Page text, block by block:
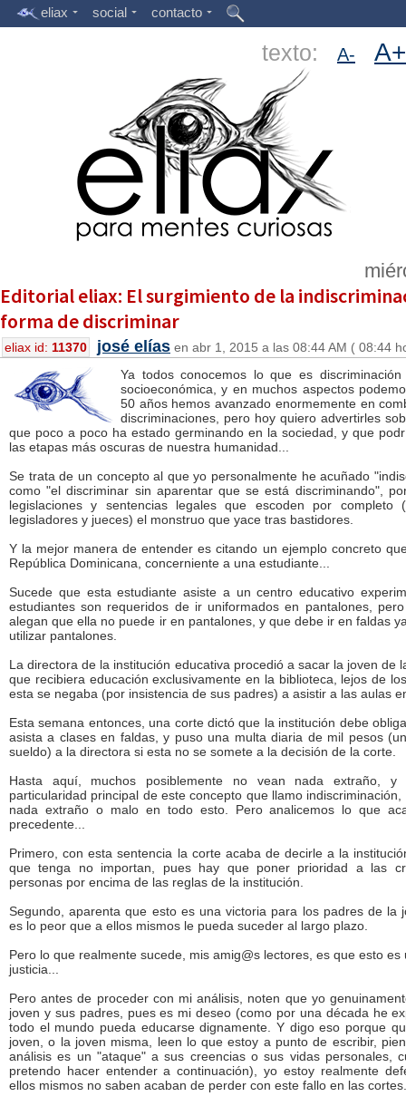
eliax social contacto
texto: A- A+
Editorial eliax: El surgimiento de la
forma de discriminar
eliax id: 11370 josé elías en abr 1, 2015 a las 08:44 AM ( 08:44
Ya todos conocemos lo que es
socioeconómica, y en muchos aspectos
50 años hemos avanzado enormemente en
discriminaciones, pero hoy quiero advertirles
que poco a poco ha estado germinando en la sociedad, y que
las etapas más oscuras de nuestra humanidad...
Se trata de un concepto al que yo personalmente he acuñado
como "el discriminar sin aparentar que se está discriminando",
legislaciones y sentencias legales que escoden por completo
legisladores y jueces) el monstruo que yace tras bastidores.
Y la mejor manera de entender es citando un ejemplo concreto
República Dominicana, concerniente a una estudiante...
Sucede que esta estudiante asiste a un centro educativo
estudiantes son requeridos de ir uniformados en pantalones,
alegan que ella no puede ir en pantalones, y que debe ir en faldas
utilizar pantalones.
La directora de la institución educativa procedió a sacar la joven de
que recibiera educación exclusivamente en la biblioteca, lejos de
esta se negaba (por insistencia de sus padres) a asistir a las aulas
Esta semana entonces, una corte dictó que la institución debe
asista a clases en faldas, y puso una multa diaria de mil pesos
sueldo) a la directora si esta no se somete a la decisión de la corte.
Hasta aquí, muchos posiblemente no vean nada extraño, y
particularidad principal de este concepto que llamo
nada extraño o malo en todo esto. Pero analicemos lo que
precedente...
Primero, con esta sentencia la corte acaba de decirle a la
que tenga no importan, pues hay que poner prioridad a las
personas por encima de las reglas de la institución.
Segundo, aparenta que esto es una victoria para los padres de la
es lo peor que a ellos mismos le pueda suceder al largo plazo.
Pero lo que realmente sucede, mis amig@s lectores, es que esto
justicia...
Pero antes de proceder con mi análisis, noten que yo
joven y sus padres, pues es mi deseo (como por una década he
todo el mundo pueda educarse dignamente. Y digo eso porque
joven, o la joven misma, leen lo que estoy a punto de escribir,
análisis es un "ataque" a sus creencias o sus vidas personales,
pretendo hacer entender a continuación), yo estoy realmente
ellos mismos no saben acaban de perder con este fallo en las cortes.